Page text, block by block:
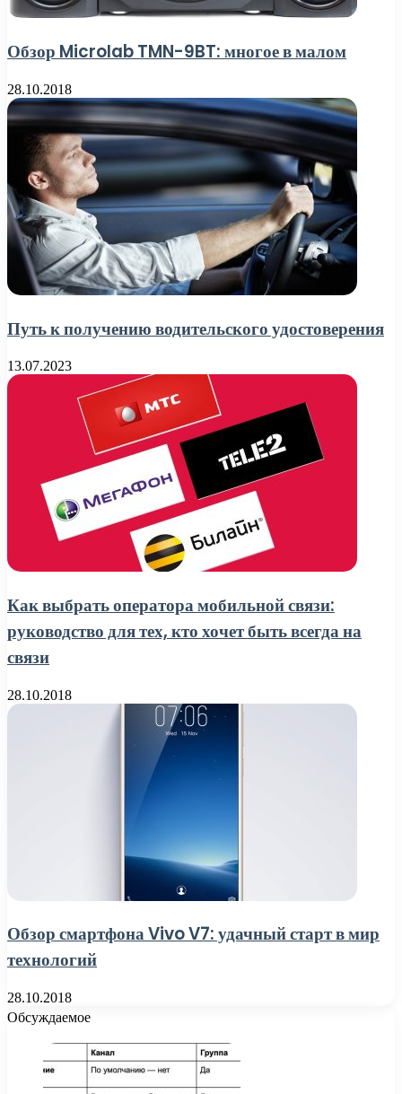
Обзор Microlab TMN-9BT: многое в малом
28.10.2018
Путь к получению водительского удостоверения
13.07.2023
Как выбрать оператора мобильной связи:
руководство для тех, кто хочет быть всегда на
связи
28.10.2018
Обзор смартфона Vivo V7: удачный старт в мир
технологий
28.10.2018
Обсуждаемое